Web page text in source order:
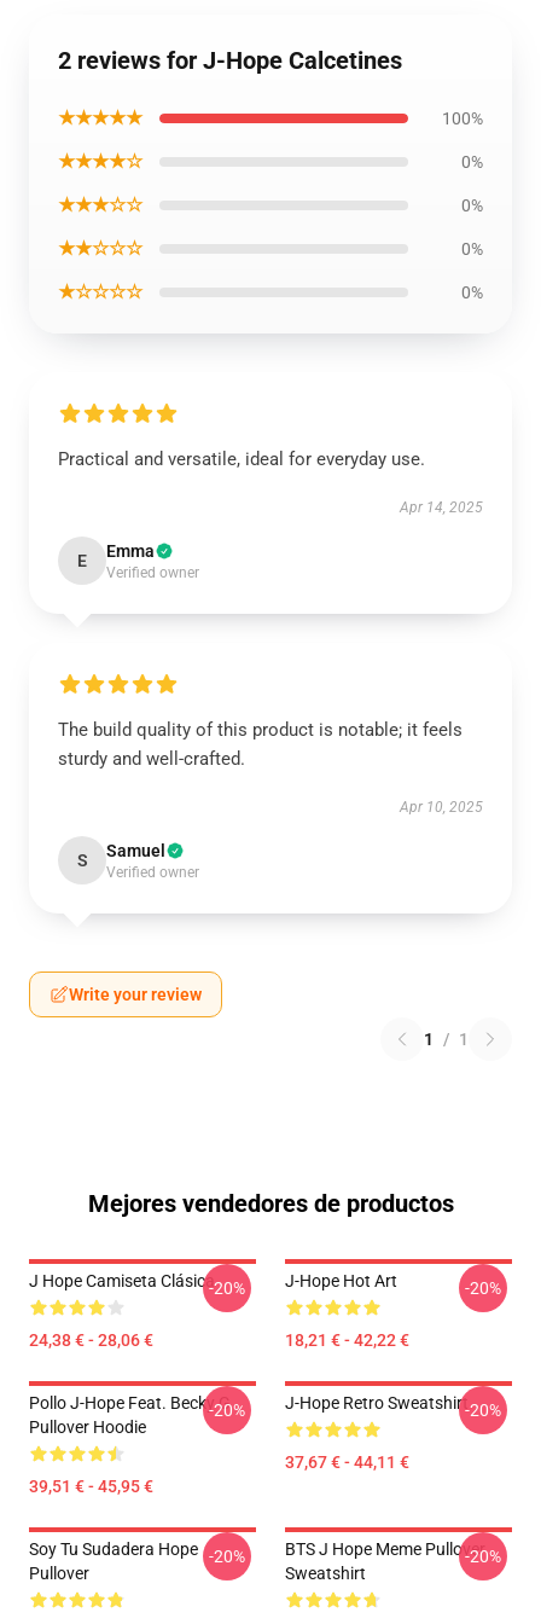
2 reviews for J-Hope Calcetines
★★★★★ 100%
★★★★☆ 0%
★★★☆☆ 0%
★★☆☆☆ 0%
★☆☆☆☆ 0%
Practical and versatile, ideal for everyday use.
Apr 14, 2025
E Emma
Verified owner
The build quality of this product is notable; it feels
sturdy and well-crafted.
Apr 10, 2025
S Samuel
Verified owner
Write your review
1 / 1
Mejores vendedores de productos
J Hope Camiseta Clásica
24,38 € - 28,06 €
-20% J-Hope Hot Art
18,21 € - 42,22 €
-20%
Pollo J-Hope Feat. Becky G
Pullover Hoodie
39,51 € - 45,95 €
-20% J-Hope Retro Sweatshirt
37,67 € - 44,11 €
-20%
Soy Tu Sudadera Hope
Pullover
-20%
BTS J Hope Meme Pullover
Sweatshirt
-20%